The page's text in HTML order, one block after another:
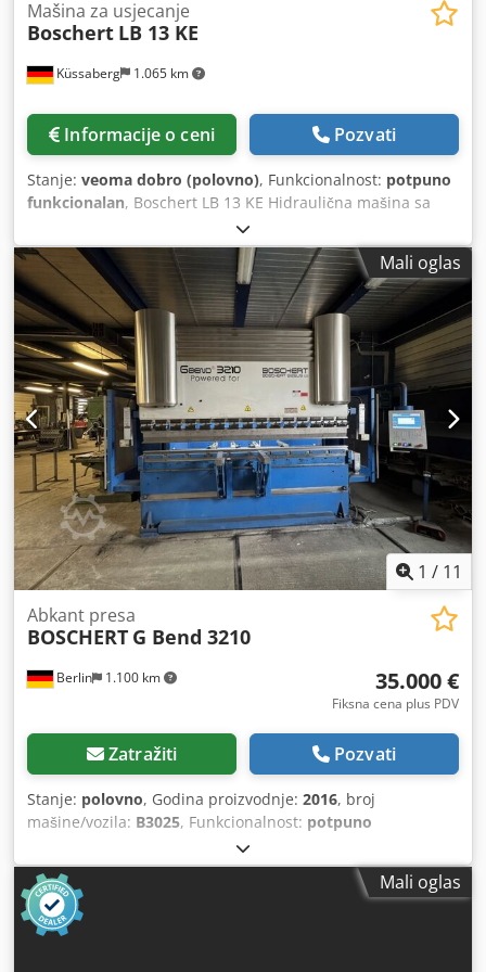
Küssaberg 1.065 km
Mašina za usjecanje
Boschert LB 13 KE
Informacije o ceni Pozvati
Stanje: veoma dobro (polovno), Funkcionalnost: potpuno
funkcionalan, Boschert LB 13 KE Hidraulična mašina sa
dve radne stanice za iseanje i urezivanje. LB 13 KE je
mašina koja se razlikuje od osnovnog modela po tome što
ima drugu radnu stanicu. Radna stanica 1: Iseanje pod
fiksnim uglom od 90°, dužina reza 225 mm x 225 mm,
debljina 6 mm (čelik St 40), 4 mm (nerđajući čelik). Radna
stanica 2: Urezivanje na dubinu od 100 mm, širina 25 mm
(mogućnost podešavanja širine), debljina 4 mm (čelik St
40), 3 mm (nerđajući čelik). LB 13 KE je u veoma dobrom
stanju i potpuno funkcionalna. Dužina: 1350 mm Širina:
1100 mm Cjdpfx Ajznlavogyorf Visina: 1400 mm Visina
stola: 900 mm Težina: 1100 kg
Mali oglas
1 / 11
Berlin 1.100 km
Abkant presa
BOSCHERT G Bend 3210
35.000 €
Fiksna cena plus PDV
Zatražiti Pozvati
Stanje: polovno, Godina proizvodnje: 2016, broj
mašine/vozila: B3025, Funkcionalnost: potpuno
1.004 h
ulazna struja:50 A, Oprema:CE oznaka, Boschert G-Bend
3210 CNC abkant presa Proizvođač: Boschert Model: G-
Bend 3210 Godina proizvodnje: 2016 Radni sati: oko 1.000
sati Na prodaju je veoma dobro održavana Boschert G-
Mali oglas